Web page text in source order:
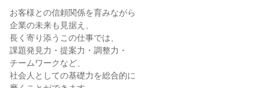
お客様との信頼関係を育みながら
企業の未来も見据え、
長く寄り添うこの仕事では、
課題発見力・提案力・調整力・
チームワークなど、
社会人としての基礎力を総合的に